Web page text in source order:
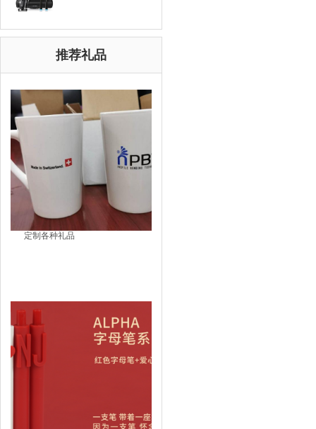
推荐礼品
定制各种礼品